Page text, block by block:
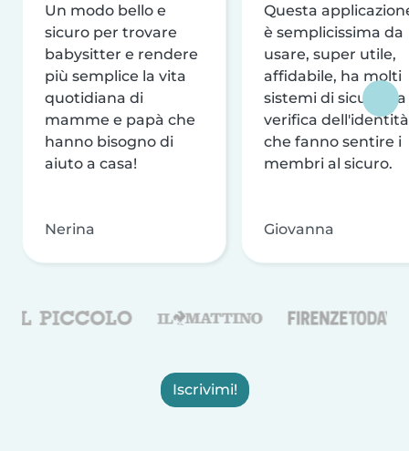
Un modo bello e
sicuro per trovare
babysitter e rendere
più semplice la vita
quotidiana di
mamme e papà che
hanno bisogno di
aiuto a casa!
Nerina
Questa
è semplicissima da
usare, super utile,
affidabile, ha molti
sistemi di sicurezza
verifica dell'identità
che fanno sentire i
membri al sicuro.
Giovanna
Iscrivimi!